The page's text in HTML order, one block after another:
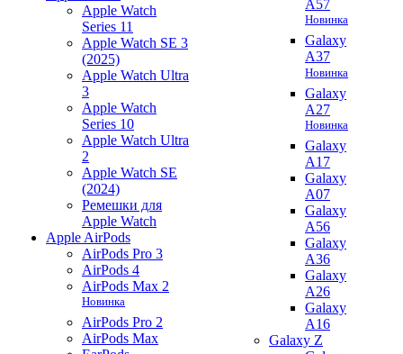
Apple Watch
Series 11
Apple Watch SE 3
(2025)
Apple Watch Ultra
3
Apple Watch
Series 10
Apple Watch Ultra
2
Apple Watch SE
(2024)
Ремешки для
Apple Watch
Apple AirPods
AirPods Pro 3
AirPods 4
AirPods Max 2
Новинка
AirPods Pro 2
AirPods Max
A57
Новинка
Galaxy
A37
Новинка
Galaxy
A27
Новинка
Galaxy
A17
Galaxy
A07
Galaxy
A56
Galaxy
A36
Galaxy
A26
Galaxy
A16
Galaxy Z